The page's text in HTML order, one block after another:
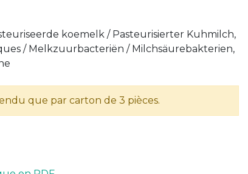
koemelk / Pasteurisierter Kuhmilch,
/ Melkzuurbacteriën / Milchsäurebakterien,
que par carton de 3 pièces.